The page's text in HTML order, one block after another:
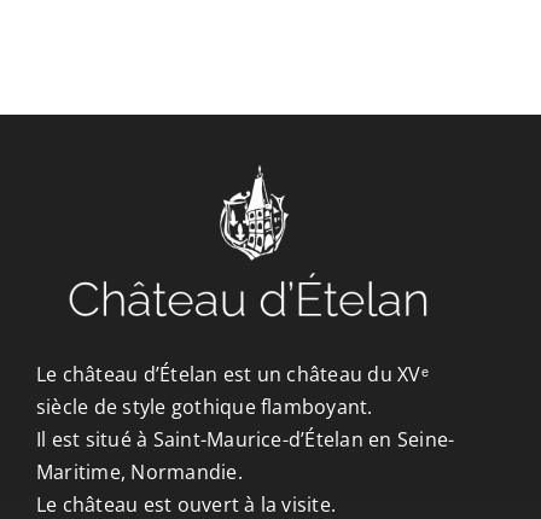
Le château d’Ételan est un château du XVᵉ
siècle de style gothique flamboyant.
Il est situé à Saint-Maurice-d’Ételan en Seine-
Maritime, Normandie.
Le château est ouvert à la visite.